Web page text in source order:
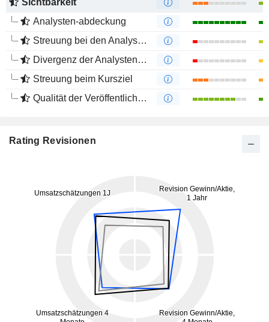
Sichtbarkeit
Analysten-abdeckung
Streuung bei den Analystenmeinungen
Divergenz der Analystenempfehlungen
Streuung beim Kursziel
Qualität der Veröffentlichungen
Rating Revisionen